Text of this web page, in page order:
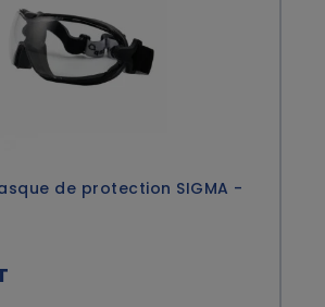
de protection SIGMA -